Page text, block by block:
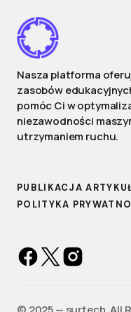
Nasza platforma
zasobów
pomóc Ci w
niezawodności
utrzymaniem ruchu.
PUBLIKACJA
POLITYKA